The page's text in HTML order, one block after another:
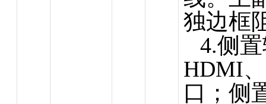
独边框
4.侧
HDMI
口；侧